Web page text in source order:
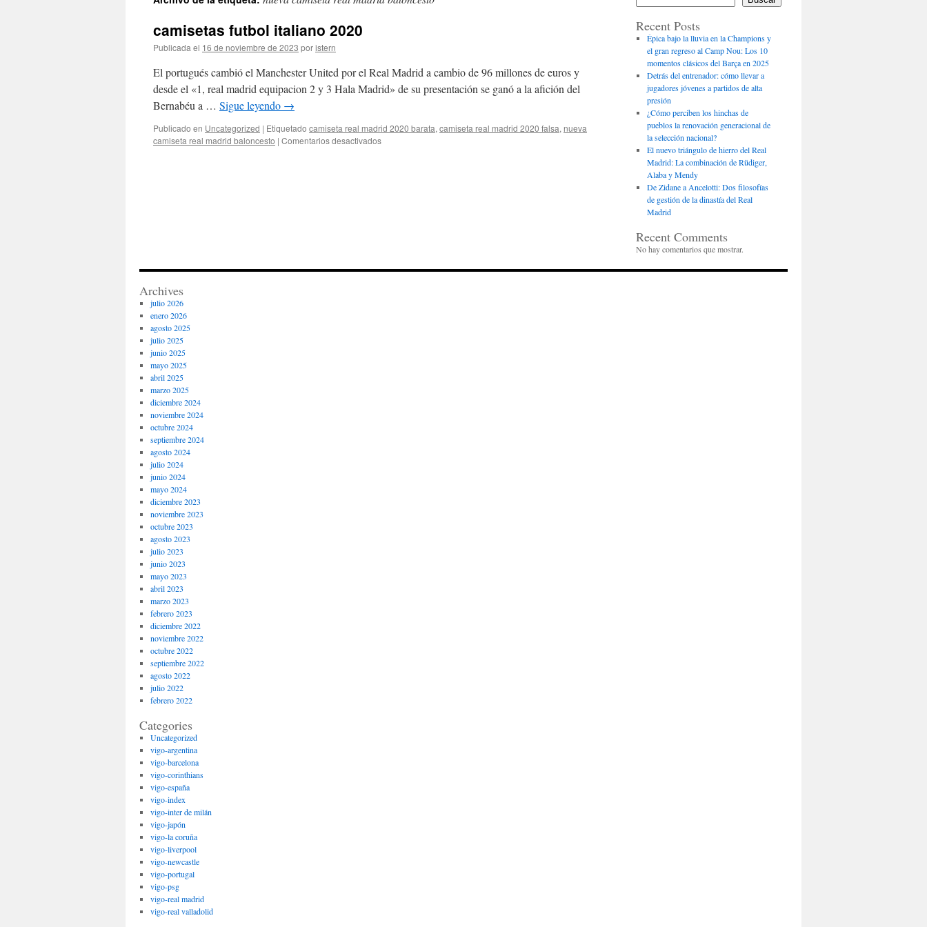
contenido
camisetas futbol italiano 2020
Publicada el 16 de noviembre de 2023 poristern
El portugués cambió el Manchester United por el Real Madrid a cambio de 96 millones de euros y
desde el «1, real madrid equipacion 2 y 3 Hala Madrid» de su presentación se ganó a la afición del
Bernabéu a … Sigue leyendo →
Publicado en Uncategorized | Etiquetado camiseta real madrid 2020 barata, camiseta real madrid 2020 falsa, nueva
camiseta real madrid baloncesto | Comentarios desactivadosen
Recent Posts
Épica bajo la lluvia en la Champions y
el gran regreso al Camp Nou: Los 10
momentos clásicos del Barça en 2025
Detrás del entrenador: cómo llevar a
jugadores jóvenes a partidos de alta
presión
¿Cómo perciben los hinchas de
pueblos la renovación generacional de
la selección nacional?
El nuevo triángulo de hierro del Real
Madrid: La combinación de Rüdiger,
Alaba y Mendy
De Zidane a Ancelotti: Dos filosofías
de gestión de la dinastía del Real
Madrid
Recent Comments
No hay comentarios que mostrar.
Archives
julio 2026
enero 2026
agosto 2025
julio 2025
junio 2025
mayo 2025
abril 2025
marzo 2025
diciembre 2024
noviembre 2024
octubre 2024
septiembre 2024
agosto 2024
julio 2024
junio 2024
mayo 2024
diciembre 2023
noviembre 2023
octubre 2023
agosto 2023
julio 2023
junio 2023
mayo 2023
abril 2023
marzo 2023
febrero 2023
diciembre 2022
noviembre 2022
octubre 2022
septiembre 2022
agosto 2022
julio 2022
febrero 2022
Categories
Uncategorized
vigo-argentina
vigo-barcelona
vigo-corinthians
vigo-españa
vigo-index
vigo-inter de milán
vigo-japón
vigo-la coruña
vigo-liverpool
vigo-newcastle
vigo-portugal
vigo-psg
vigo-real madrid
vigo-real valladolid